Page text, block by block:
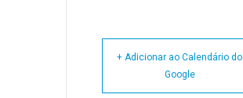
+ Adicionar ao Calendário do
Google